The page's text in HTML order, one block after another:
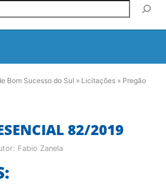
Bom Sucesso do Sul » Licitações » Pregão
82/2019
Fabio Zanela